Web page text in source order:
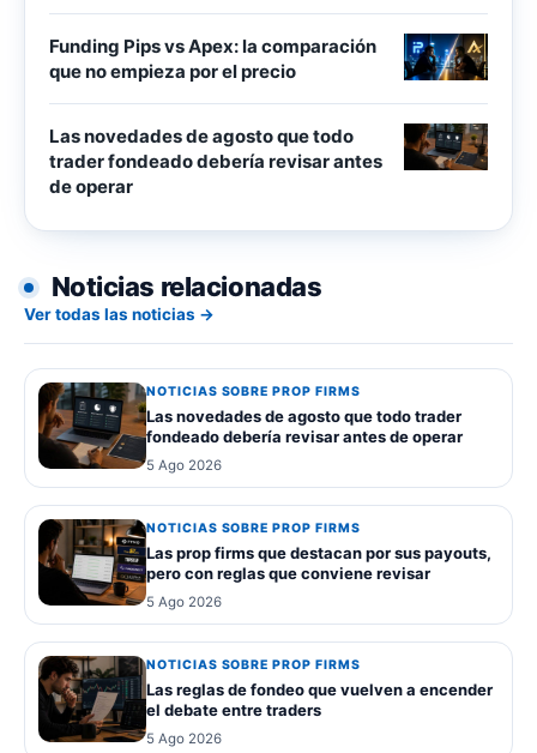
Funding Pips vs Apex: la comparación
que no empieza por el precio
Las novedades de agosto que todo
trader fondeado debería revisar antes
de operar
Noticias relacionadas
Ver todas las noticias →
NOTICIAS SOBRE PROP FIRMS
Las novedades de agosto que todo trader
fondeado debería revisar antes de operar
5 Ago 2026
NOTICIAS SOBRE PROP FIRMS
Las prop firms que destacan por sus payouts,
pero con reglas que conviene revisar
5 Ago 2026
NOTICIAS SOBRE PROP FIRMS
Las reglas de fondeo que vuelven a encender
el debate entre traders
5 Ago 2026